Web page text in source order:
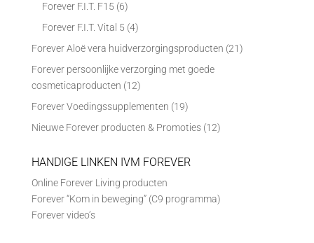
Forever F.I.T. F15 (6)
Forever F.I.T. Vital 5 (4)
Forever Aloë vera huidverzorgingsproducten (21)
Forever persoonlijke verzorging met goede
cosmeticaproducten (12)
Forever Voedingssupplementen (19)
Nieuwe Forever producten & Promoties (12)
HANDIGE LINKEN IVM FOREVER
Online Forever Living producten
Forever “Kom in beweging” (C9 programma)
Forever video’s